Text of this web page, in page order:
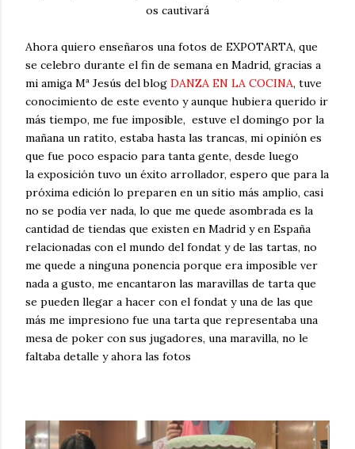
os cautivará
Ahora quiero enseñaros una fotos de EXPOTARTA, que
se celebro durante el fin de semana en Madrid, gracias a
mi amiga Mª Jesús del blog DANZA EN LA COCINA, tuve
conocimiento de este evento y aunque hubiera querido ir
más tiempo, me fue imposible, estuve el domingo por la
mañana un ratito, estaba hasta las trancas, mi opinión es
que fue poco espacio para tanta gente, desde luego
la exposición tuvo un éxito arrollador, espero que para la
próxima edición lo preparen en un sitio más amplio, casi
no se podía ver nada, lo que me quede asombrada es la
cantidad de tiendas que existen en Madrid y en España
relacionadas con el mundo del fondat y de las tartas, no
me quede a ninguna ponencia porque era imposible ver
nada a gusto, me encantaron las maravillas de tarta que
se pueden llegar a hacer con el fondat y una de las que
más me impresiono fue una tarta que representaba una
mesa de poker con sus jugadores, una maravilla, no le
faltaba detalle y ahora las fotos